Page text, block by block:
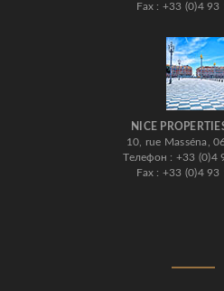
Fax : +33 (0)4
NICE
10, rue Masséna,
Телефон : +33 (0)4
Fax : +33 (0)4